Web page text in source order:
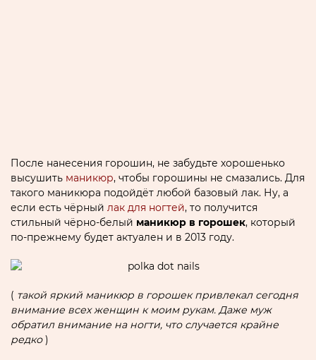
После нанесения горошин, не забудьте хорошенько
высушить маникюр, чтобы горошины не смазались. Для
такого маникюра подойдёт любой базовый лак. Ну, а
если есть чёрный лак для ногтей, то получится
стильный чёрно-белый маникюр в горошек, который
по-прежнему будет актуален и в 2013 году.
( такой яркий маникюр в горошек привлекал сегодня
внимание всех женщин к моим рукам. Даже муж
обратил внимание на ногти, что случается крайне
редко)